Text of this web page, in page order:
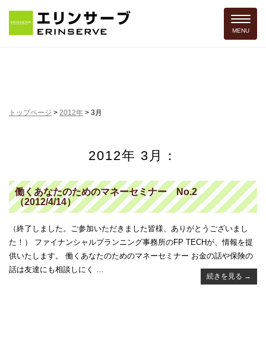
Toggle
MENU
トップページ > 2012年 > 3月
2012年 3月：
働くあなたのためのマネーセミナー No.2
（2012/4/14）
（終了しました。ご参加いただきました皆様、ありがとうございまし
た！） ファイナンシャルプランニング事務所のFP TECHが、情報を提
供いたします。 働くあなたのためのマネーセミナー お金の話や保険の
話は友達にも相談しにく …
続きを見る →